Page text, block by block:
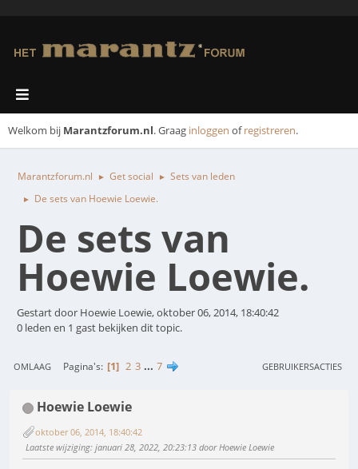
Welkom bij Marantzforum.nl. Graag inloggen ofregistreren.
Marantzforum.nl ► Get social ► Sets van leden
► De sets van Hoewie Loewie.
De sets van
Hoewie Loewie.
Gestart door Hoewie Loewie, oktober 06, 2014, 18:40:42
0 leden en 1 gast bekijken dit topic.
OMLAAG Pagina's 1 2 3 ... 7 GEBRUIKERSACTIES
Hoewie Loewie
oktober 06, 2014, 18:40:42
Laatste wijziging: januari 28, 2022, 20:23:13 door Hoewie Loewie